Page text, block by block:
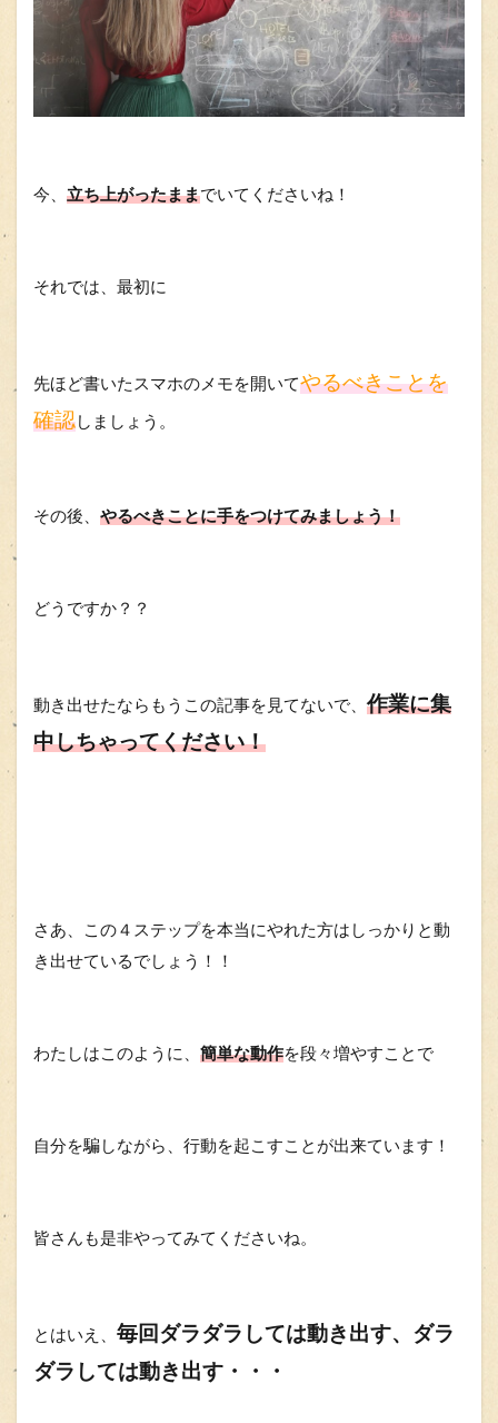
今、 立ち上がったままでいてくださいね！
それでは、最初に
先ほど書いたスマホのメモを開いてやるべきことを
確認しましょう。
その後、 やるべきことに手をつけてみましょう！
どうですか？？
動き出せたならもうこの記事を見てないで、作業に集
中しちゃってください！
さあ、この４ステップを本当にやれた方はしっかりと動
き出せているでしょう！！
わたしはこのように、 簡単な動作を段々増やすことで
自分を騙しながら、行動を起こすことが出来ています！
皆さんも是非やってみてくださいね。
とはいえ、 毎回ダラダラしては動き出す、ダラ
ダラしては動き出す・・・